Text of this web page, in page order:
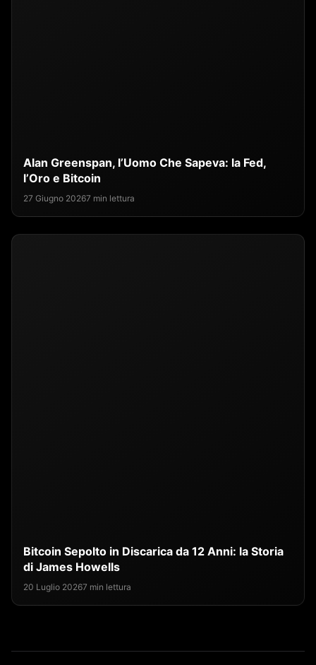
Alan Greenspan, l’Uomo Che Sapeva: la Fed,
l’Oro e Bitcoin
27 Giugno 20267 min lettura
Bitcoin Sepolto in Discarica da 12 Anni: la Storia
di James Howells
20 Luglio 20267 min lettura